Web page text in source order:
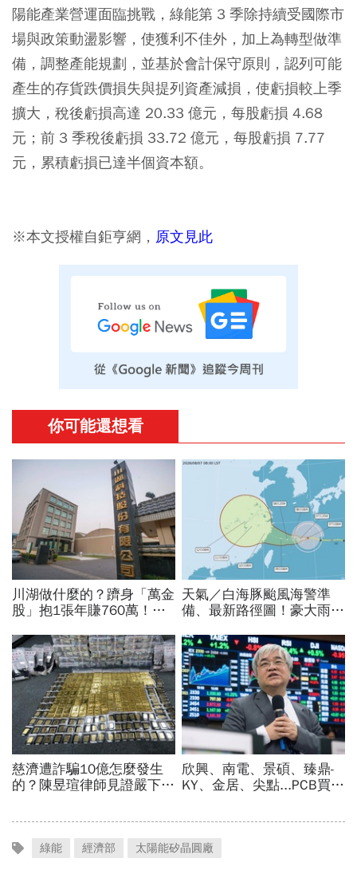
陽能產業營運面臨挑戰，綠能第 3 季除持續受國際市
場與政策動盪影響，使獲利不佳外，加上為轉型做準
備，調整產能規劃，並基於會計保守原則，認列可能
產生的存貨跌價損失與提列資產減損，使虧損較上季
擴大，稅後虧損高達 20.33 億元，每股虧損 4.68
元；前 3 季稅後虧損 33.72 億元，每股虧損 7.77
元，累積虧損已達半個資本額。
※本文授權自鉅亨網， 原文見此
綠能 經濟部 太陽能矽晶圓廠